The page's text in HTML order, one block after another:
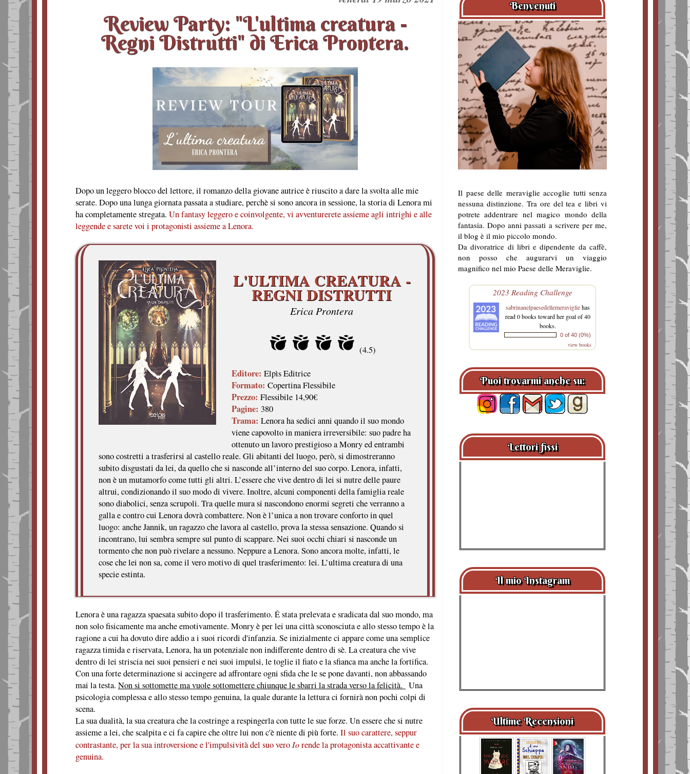
Review Party: "L'ultima creatura -
Regni Distrutti" di Erica Prontera.
Dopo un leggero blocco del lettore, il romanzo della giovane autrice è riuscito a dare la svolta alle mie
serate. Dopo una lunga giornata passata a studiare, perchè si sono ancora in sessione, la storia di Lenora mi
ha completamente stregata. Un fantasy leggero e coinvolgente, vi avventurerete assieme agli intrighi e alle
leggende e sarete voi i protagonisti assieme a Lenora.
L'ULTIMA CREATURA -
REGNI DISTRUTTI
Erica Prontera
(4.5)
Editore: Elpìs Editrice
Formato: Copertina Flessibile
Prezzo: Flessibile 14,90€
Pagine: 380
Trama: Lenora ha sedici anni quando il suo mondo
viene capovolto in maniera irreversibile: suo padre ha
ottenuto un lavoro prestigioso a Monry ed entrambi
sono costretti a trasferirsi al castello reale. Gli abitanti del luogo, però, si dimostreranno
subito disgustati da lei, da quello che si nasconde all’interno del suo corpo. Lenora, infatti,
non è un mutamorfo come tutti gli altri. L’essere che vive dentro di lei si nutre delle paure
altrui, condizionando il suo modo di vivere. Inoltre, alcuni componenti della famiglia reale
sono diabolici, senza scrupoli. Tra quelle mura si nascondono enormi segreti che verranno a
galla e contro cui Lenora dovrà combattere. Non è l’unica a non trovare conforto in quel
luogo: anche Jannik, un ragazzo che lavora al castello, prova la stessa sensazione. Quando si
incontrano, lui sembra sempre sul punto di scappare. Nei suoi occhi chiari si nasconde un
tormento che non può rivelare a nessuno. Neppure a Lenora. Sono ancora molte, infatti, le
cose che lei non sa, come il vero motivo di quel trasferimento: lei. L’ultima creatura di una
specie estinta.
Lenora è una ragazza spaesata subito dopo il trasferimento. É stata prelevata e sradicata dal suo mondo, ma
non solo fisicamente ma anche emotivamente. Monry è per lei una città sconosciuta e allo stesso tempo è la
ragione a cui ha dovuto dire addio a i suoi ricordi d'infanzia. Se inizialmente ci appare come una semplice
ragazza timida e riservata, Lenora, ha un potenziale non indifferente dentro di sè. La creatura che vive
dentro di lei striscia nei suoi pensieri e nei suoi impulsi, le toglie il fiato e la sfianca ma anche la fortifica.
Con una forte determinazione si accingere ad affrontare ogni sfida che le se pone davanti, non abbassando
mai la testa. Non si sottomette ma vuole sottomettere chiunque le sbarri la strada verso la felicità. Una
psicologia complessa e allo stesso tempo genuina, la quale durante la lettura ci fornirà non pochi colpi di
scena.
La sua dualità, la sua creatura che la costringe a respingerla con tutte le sue forze. Un essere che si nutre
assieme a lei, che scalpita e ci fa capire che oltre lui non c'è niente di più forte. Il suo carattere, seppur
contrastante, per la sua introversione e l'impulsività del suo vero Iorende la protagonista accattivante e
genuina.
Benvenuti
Il paese delle meraviglie accoglie tutti senza
nessuna distinzione. Tra ore del tea e libri vi
potrete addentrare nel magico mondo della
fantasia. Dopo anni passati a scrivere per me,
il blog è il mio piccolo mondo.
Da divoratrice di libri e dipendente da caffè,
non posso che augurarvi un viaggio
magnifico nel mio Paese delle Meraviglie.
2023 Reading Challenge
sabrinanelpaesedellemeravigliehas
read 0 books toward her goal of 40
books.
0 of 40 (0%)
view books
Puoi trovarmi anche su:
Lettori fissi
Il mio Instagram
Ultime Recensioni